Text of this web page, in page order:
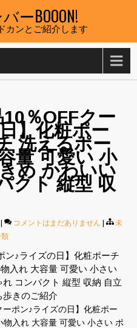
ーBOOON!
カンとご紹介します
10％OFFクー
】化粧ポー
洗えるポー
量 可愛い 小
め かわいい
クト 縦型 収
コメントはまだありません
未
ン♪ライズの日】化粧ポーチ
入れ 大容量 可愛い 小さい
コンパクト 縦型 収納 自立
歩きのご紹介
ポン♪ライズの日】化粧ポー
入れ 大容量 可愛い 小さい ポ